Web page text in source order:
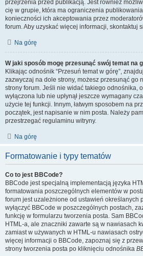
przejrzenia przed publikacją. Jest również
cię w grupie, która ma ograniczenia
konieczności ich akceptowania przez
forum. Aby uzyskać więcej informacji, skontaktuj
Na górę
W jaki sposób mogę przesunąć swój temat na
Klikając odnośnik “Przesuń temat w górę”,
zazwyczaj na dole strony, możesz przesunąć go
strony forum. Jeśli nie widać takiego odnośnika,
wyłączona lub nie upłynął jeszcze wymagany
użycie tej funkcji. Innym, łatwym sposobem na
początek, jest napisanie w nim posta. Należy
przestrzegać regulaminu witryny.
Na górę
Formatowanie i typy tematów
Co to jest BBCode?
BBCode jest specjalną implementacją języka
formatowania poszczególnych elementów w
forum jest uzależnione od ustawień określanych
wyłączyć BBCode w poszczególnych postach,
funkcję w formularzu tworzenia posta. Sam
HTML-a, ale znaczniki zawarte są w nawiasach
zamiast w używanych w HTML-u nawiasach
więcej informacji o BBCode, zapoznaj się z
strony tworzenia posta po kliknięciu odnośnika